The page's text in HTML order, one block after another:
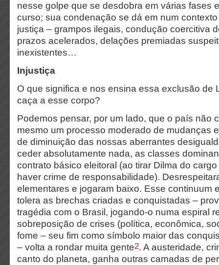
nesse golpe que se desdobra em várias fases
curso; sua condenação se dá em num
justiça – grampos ilegais, condução coercitiva
prazos acelerados, delações premiadas
inexistentes…
Injustiça
O que significa e nos ensina essa exclusão de
caça a esse corpo?
Podemos pensar, por um lado, que o país não
mesmo um processo moderado de mudanças
de diminuição das nossas aberrantes
ceder absolutamente nada, as classes
contrato básico eleitoral (ao tirar Dilma do
haver crime de responsabilidade).
elementares e jogaram baixo. Esse continuum
tolera as brechas criadas e conquistadas –
tragédia com o Brasil, jogando-o numa espiral
sobreposição de crises (política, econômica,
fome – seu fim como símbolo maior das
– volta a rondar muita gente2. A austeridade,
canto do planeta, ganha outras camadas de